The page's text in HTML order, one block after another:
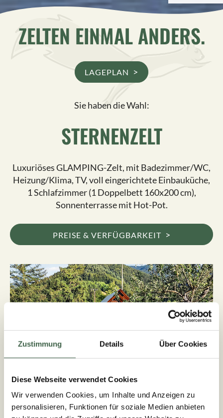
Zustimmung Details Über Cookies
Diese Webseite verwendet Cookies
Wir verwenden Cookies, um Inhalte und Anzeigen zu
personalisieren, Funktionen für soziale Medien anbieten
ZELTEN EINMAL ANDERS.
LAGEPLAN >
Sie haben die Wahl:
STERNENZELT
Luxuriöses GLAMPING-Zelt, mit Badezimmer/WC,
Heizung/Klima, TV, voll eingerichtete Einbauküche,
1 Schlafzimmer (1 Doppelbett 160x200 cm),
Sonnenterrasse mit Hot-Pot.
PREISE & VERFÜGBARKEIT >